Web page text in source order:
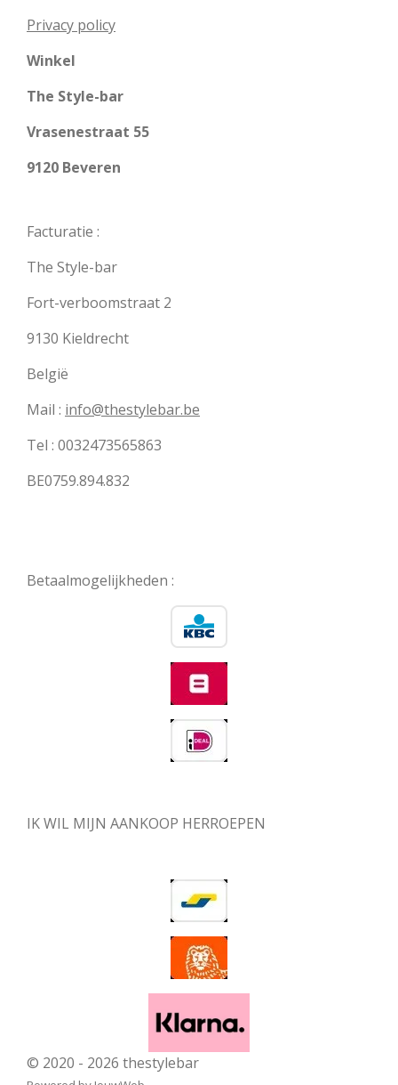
Privacy policy
Winkel
The Style-bar
Vrasenestraat 55
9120 Beveren
Facturatie :
The Style-bar
Fort-verboomstraat 2
9130 Kieldrecht
België
Mail : info@thestylebar.be
Tel : 0032473565863
BE0759.894.832
Betaalmogelijkheden :
IK WIL MIJN AANKOOP HERROEPEN
© 2020 - 2026 thestylebar